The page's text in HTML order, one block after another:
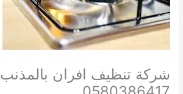
شركة تنظيف افران بالمذنب